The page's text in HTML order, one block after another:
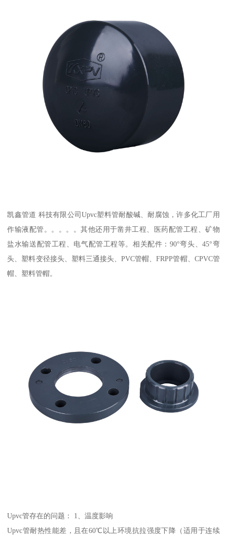
凯鑫管道 科技有限公司Upvc塑料管耐酸碱、耐腐蚀，许多化工厂用
作输液配管。。。。。其他还用于凿井工程、医药配管工程、矿物
盐水输送配管工程、电气配管工程等。相关配件：90°弯头、45°弯
头、塑料变径接头、塑料三通接头、PVC管帽、FRPP管帽、CPVC管
帽、塑料管帽。
Upvc管存在的问题： 1、温度影响
Upvc管耐热性能差，且在60℃以上环境抗拉强度下降（适用于连续